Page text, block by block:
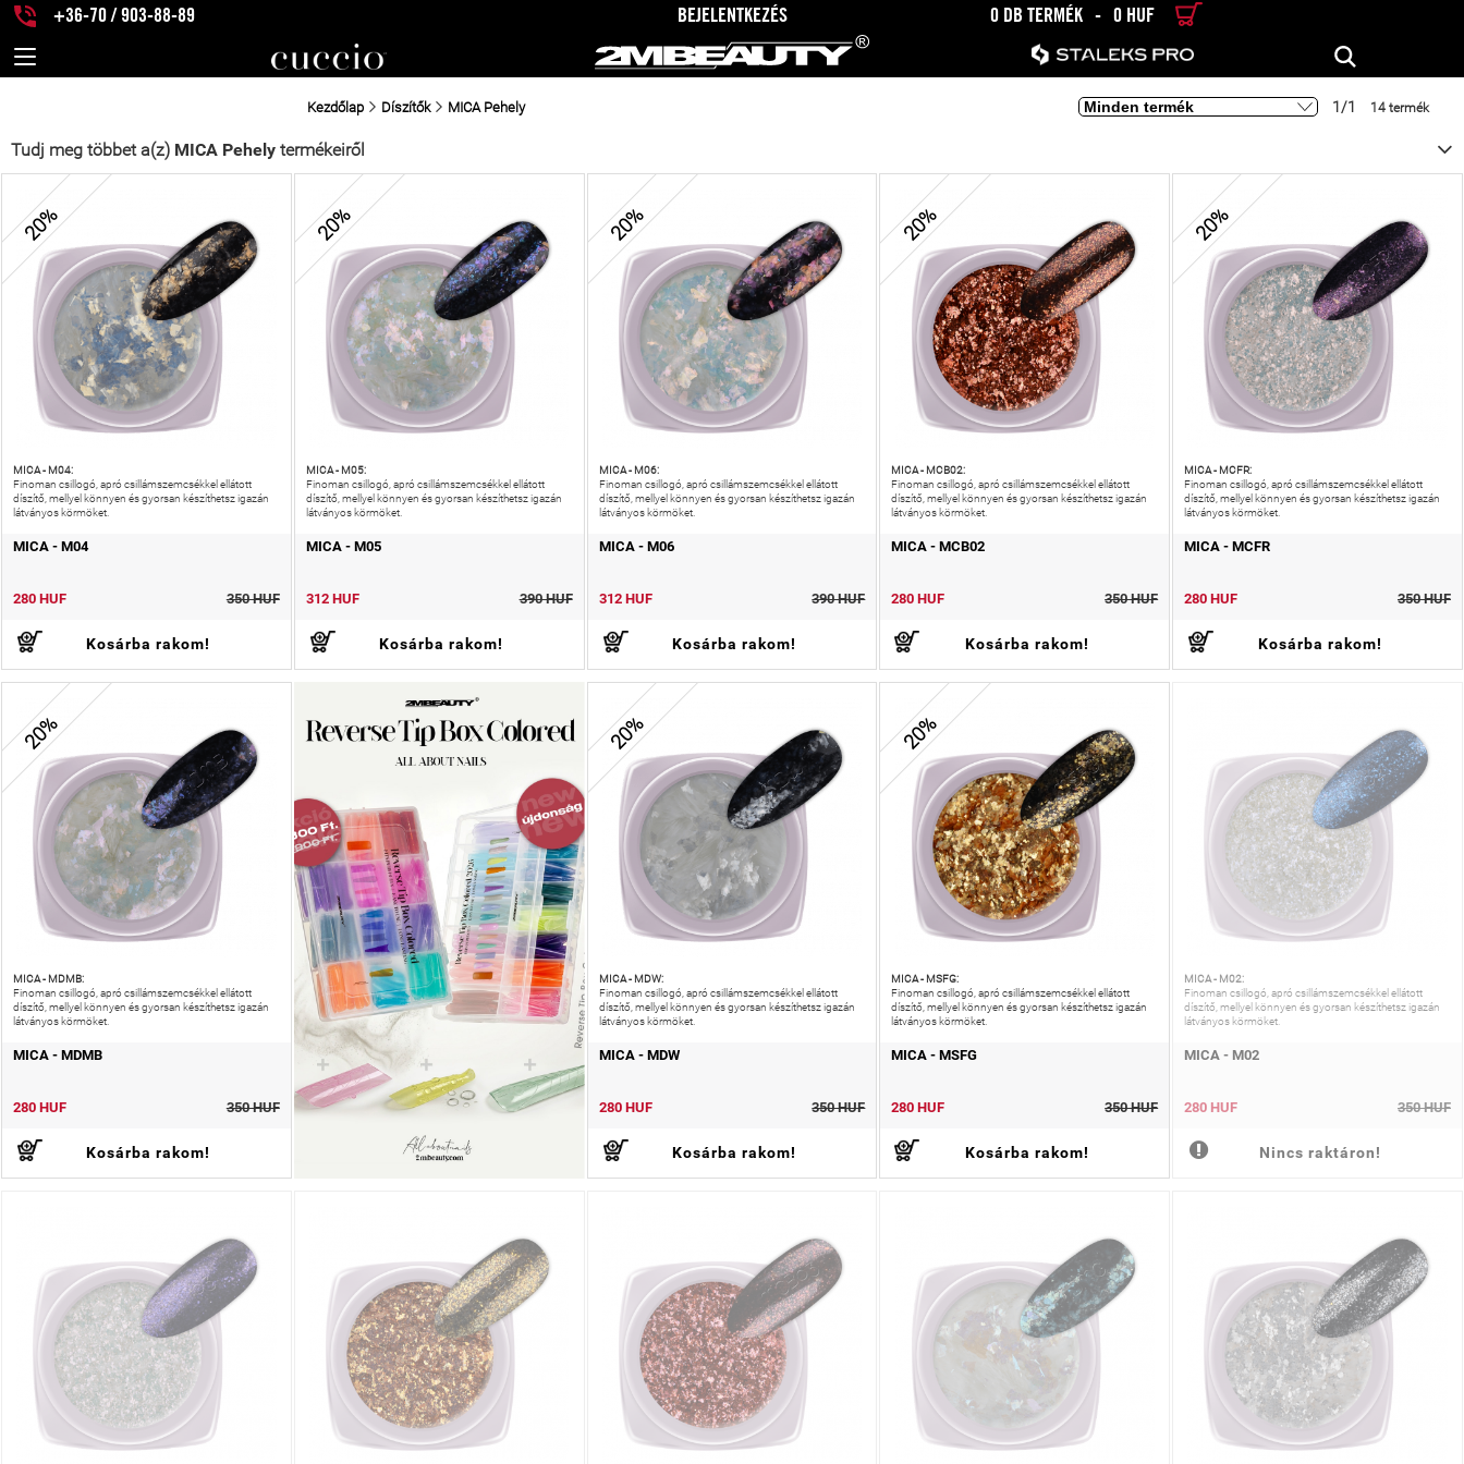
+36-70 / 903-88-89 BEJELENTKEZÉS 0 DB TERMÉK - 0 HUF
RÉSZLETES KERESÉS KERESÉS
Kezdőlap Díszítők MICA Pehely 1/1 14 termék
Tudj meg többet a(z) MICA Pehely termékeiről
20%
MICA - M04:
Finoman csillogó, apró csillámszemcsékkel ellátott
díszítő, mellyel könnyen és gyorsan készíthetsz igazán
látványos körmöket.
MICA - M04
280 HUF 350 HUF
Kosárba rakom!
20%
MICA - M05:
Finoman csillogó, apró csillámszemcsékkel ellátott
díszítő, mellyel könnyen és gyorsan készíthetsz igazán
látványos körmöket.
MICA - M05
312 HUF 390 HUF
Kosárba rakom!
20%
MICA - M06:
Finoman csillogó, apró csillámszemcsékkel ellátott
díszítő, mellyel könnyen és gyorsan készíthetsz igazán
látványos körmöket.
MICA - M06
312 HUF 390 HUF
Kosárba rakom!
20%
MICA - MCB02:
Finoman csillogó, apró csillámszemcsékkel ellátott
díszítő, mellyel könnyen és gyorsan készíthetsz igazán
látványos körmöket.
MICA - MCB02
280 HUF 350 HUF
Kosárba rakom!
20%
MICA - MCFR:
Finoman csillogó, apró csillámszemcsékkel ellátott
díszítő, mellyel könnyen és gyorsan készíthetsz igazán
látványos körmöket.
MICA - MCFR
280 HUF 350 HUF
Kosárba rakom!
20%
MICA - MDMB:
Finoman csillogó, apró csillámszemcsékkel ellátott
díszítő, mellyel könnyen és gyorsan készíthetsz igazán
látványos körmöket.
MICA - MDMB
280 HUF 350 HUF
Kosárba rakom!
20%
MICA - MDW:
Finoman csillogó, apró csillámszemcsékkel ellátott
díszítő, mellyel könnyen és gyorsan készíthetsz igazán
látványos körmöket.
MICA - MDW
280 HUF 350 HUF
Kosárba rakom!
20%
MICA - MSFG:
Finoman csillogó, apró csillámszemcsékkel ellátott
díszítő, mellyel könnyen és gyorsan készíthetsz igazán
látványos körmöket.
MICA - MSFG
280 HUF 350 HUF
Kosárba rakom!
MICA - M02:
Finoman csillogó, apró csillámszemcsékkel ellátott
díszítő, mellyel könnyen és gyorsan készíthetsz igazán
látványos körmöket.
MICA - M02
280 HUF 350 HUF
Nincs raktáron!